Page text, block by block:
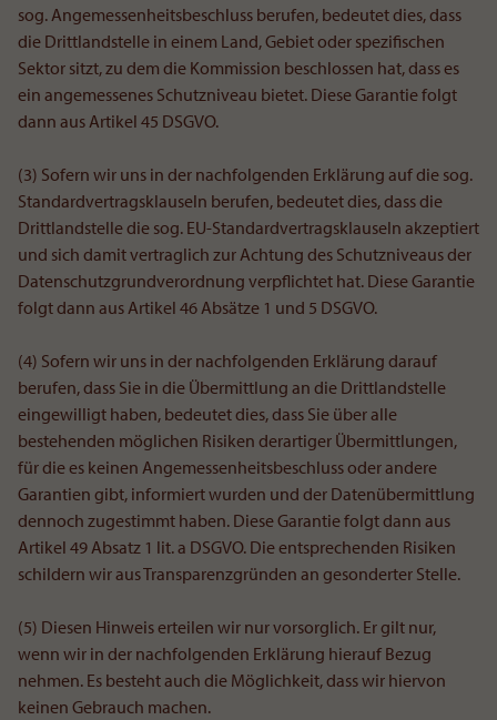
sog. Angemessenheitsbeschluss berufen, bedeutet dies, dass
die Drittlandstelle in einem Land, Gebiet oder spezifischen
Sektor sitzt, zu dem die Kommission beschlossen hat, dass es
ein angemessenes Schutzniveau bietet. Diese Garantie folgt
dann aus Artikel 45 DSGVO.
(3) Sofern wir uns in der nachfolgenden Erklärung auf die sog.
Standardvertragsklauseln berufen, bedeutet dies, dass die
Drittlandstelle die sog. EU-Standardvertragsklauseln akzeptiert
und sich damit vertraglich zur Achtung des Schutzniveaus der
Datenschutzgrundverordnung verpflichtet hat. Diese Garantie
folgt dann aus Artikel 46 Absätze 1 und 5 DSGVO.
(4) Sofern wir uns in der nachfolgenden Erklärung darauf
berufen, dass Sie in die Übermittlung an die Drittlandstelle
eingewilligt haben, bedeutet dies, dass Sie über alle
bestehenden möglichen Risiken derartiger Übermittlungen,
für die es keinen Angemessenheitsbeschluss oder andere
Garantien gibt, informiert wurden und der Datenübermittlung
dennoch zugestimmt haben. Diese Garantie folgt dann aus
Artikel 49 Absatz 1 lit. a DSGVO. Die entsprechenden Risiken
schildern wir aus Transparenzgründen an gesonderter Stelle.
(5) Diesen Hinweis erteilen wir nur vorsorglich. Er gilt nur,
wenn wir in der nachfolgenden Erklärung hierauf Bezug
nehmen. Es besteht auch die Möglichkeit, dass wir hiervon
keinen Gebrauch machen.